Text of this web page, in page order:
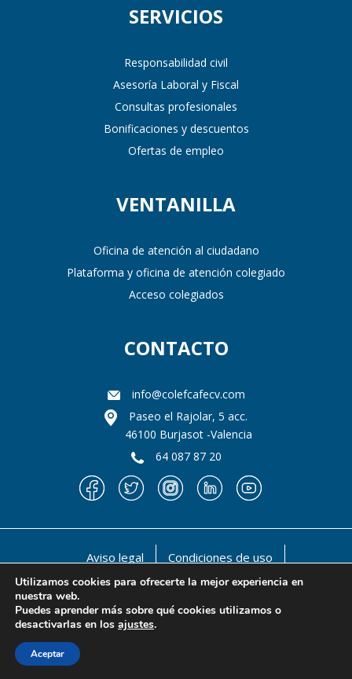
SERVICIOS
Responsabilidad civil
Asesoría Laboral y Fiscal
Consultas profesionales
Bonificaciones y descuentos
Ofertas de empleo
VENTANILLA
Oficina de atención al ciudadano
Plataforma y oficina de atención colegiado
Acceso colegiados
CONTACTO
info@colefcafecv.com
Paseo el Rajolar, 5 acc.
46100 Burjasot -Valencia
64 087 87 20
Aviso legal
Condiciones de uso
Política de privacidad
Política de cookies
@ 1990-2021 Il llustre Colegio oficial de Licenciados
en Educación Física y en Ciencias de la Actividad Física
Utilizamos cookies para ofrecerte la mejor experiencia en
nuestra web.
Puedes aprender más sobre qué cookies utilizamos o
desactivarlas en los ajustes.
Aceptar